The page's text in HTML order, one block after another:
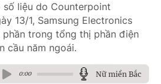
số liệu do Counterpoint
13/1, Samsung Electronics
phần trong tổng thị phần điện
cầu năm ngoái.
0:00 Nữ miền Bắc